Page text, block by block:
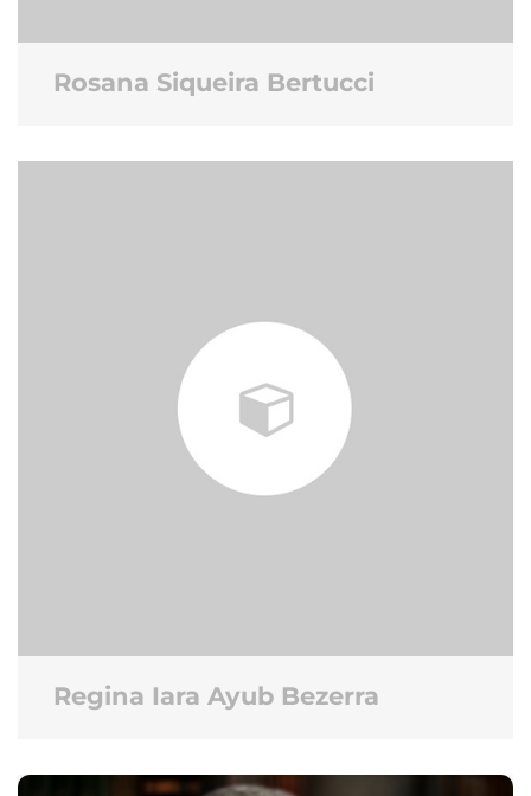
Rosana Siqueira Bertucci
Regina Iara Ayub Bezerra